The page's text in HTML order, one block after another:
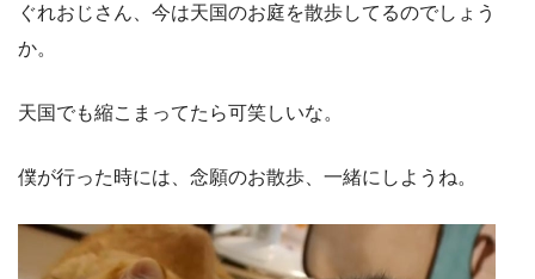
ぐれおじさん、今は天国のお庭を散歩してるのでしょう
か。
天国でも縮こまってたら可笑しいな。
僕が行った時には、念願のお散歩、一緒にしようね。